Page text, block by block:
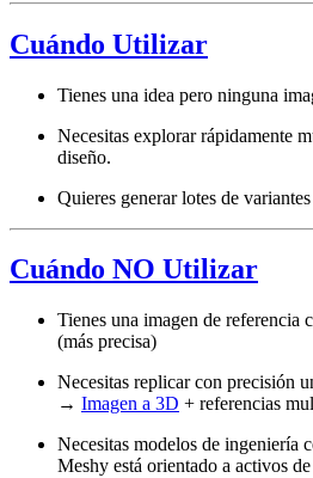
Cuándo Utilizar
Tienes una idea pero ninguna
Necesitas explorar rápidamente
diseño.
Quieres generar lotes de
Cuándo NO Utilizar
Tienes una imagen de referencia
(más precisa)
Necesitas replicar con precisión
→ Imagen a 3D + referencias
Necesitas modelos de
Meshy está orientado a activos